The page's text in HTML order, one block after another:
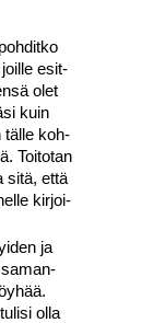
joil­le esit­
olet
kuin
täl­le koh­
Toi­to­tan
sitä, että
kir­joi­
ja
saman­
olla